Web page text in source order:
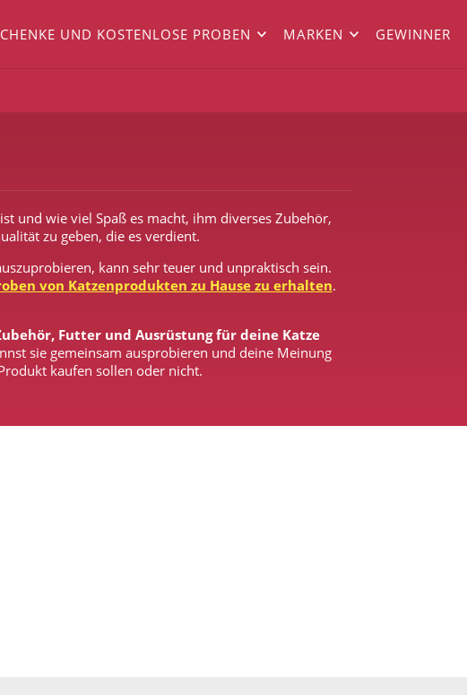
UND KOSTENLOSE PROBEN MARKEN GEWINNER
und wie viel Spaß es macht, ihm diverses Zubehör,
zu geben, die es verdient.
kann sehr teuer und unpraktisch sein.
von Katzenprodukten zu Hause zu erhalten.
Futter und Ausrüstung für deine Katze
sie gemeinsam ausprobieren und deine Meinung
kaufen sollen oder nicht.